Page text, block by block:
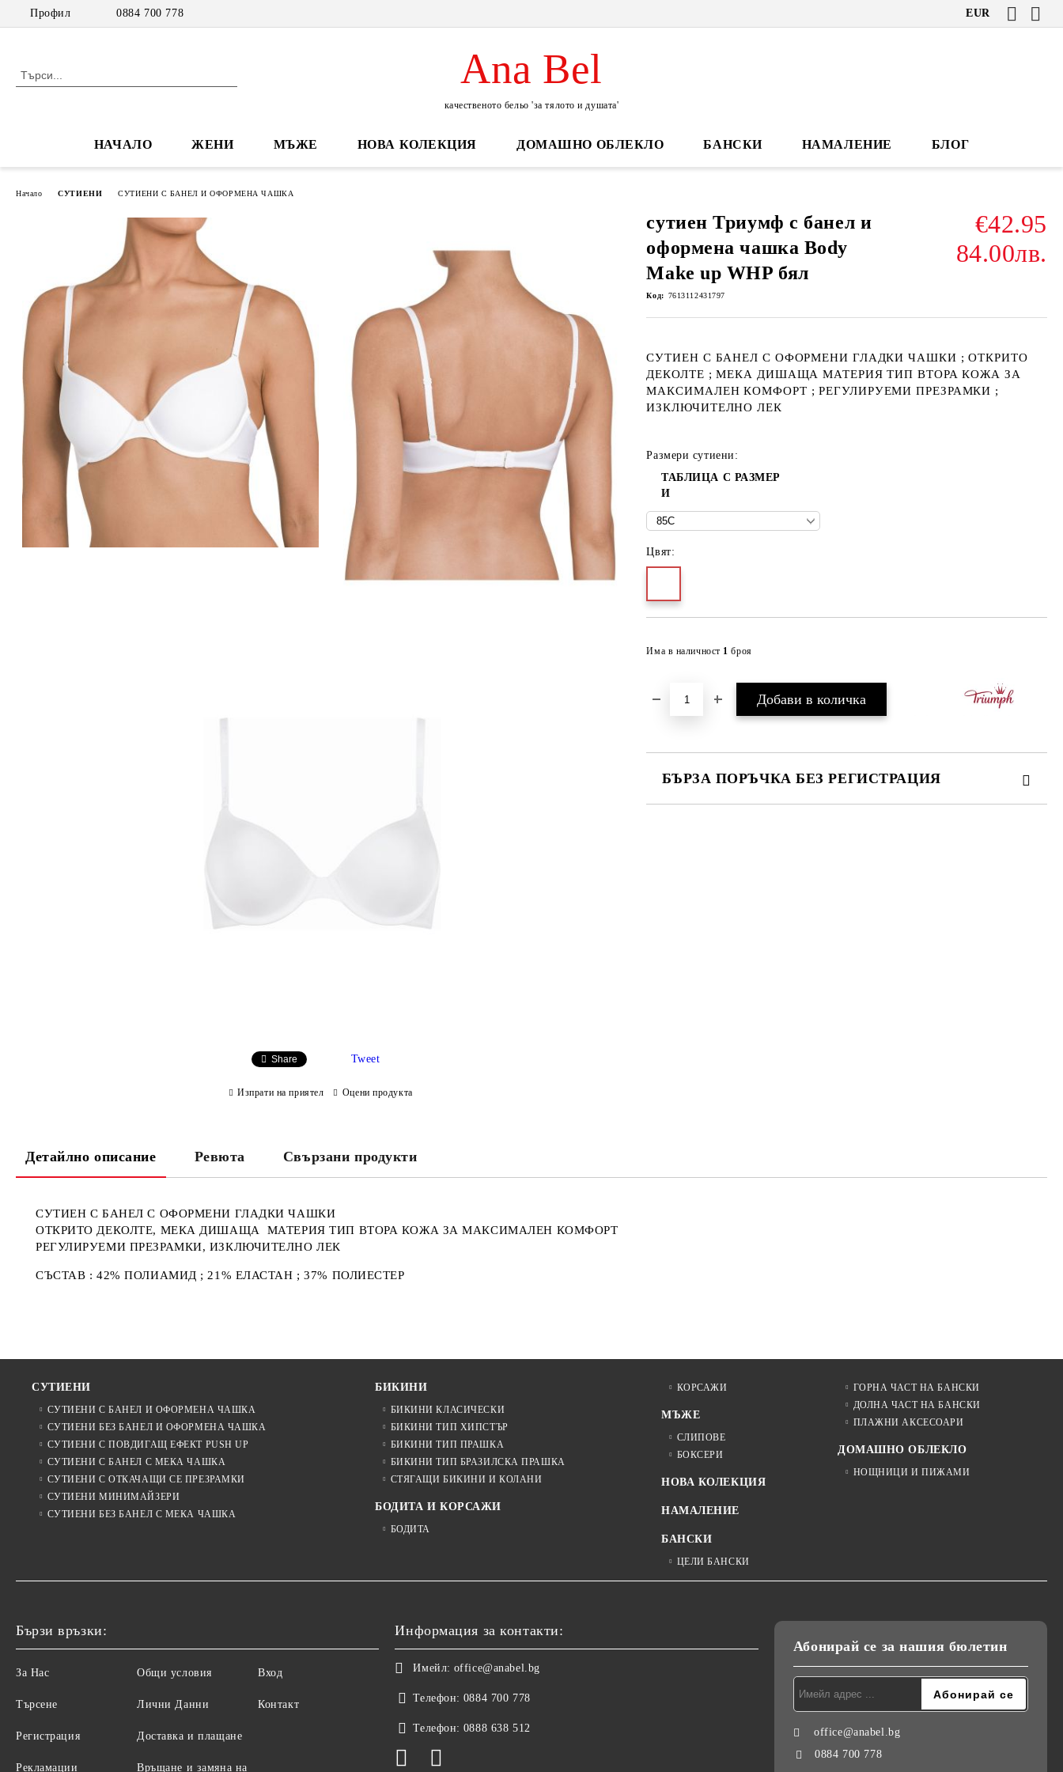
Профил 0884 700 778 EUR
Ana Bel
качественото бельо 'за тялото и душата'
НАЧАЛО ЖЕНИ МЪЖЕ НОВА КОЛЕКЦИЯ ДОМАШНО ОБЛЕКЛО БАНСКИ НАМАЛЕНИЕ БЛОГ
Начало СУТИЕНИ СУТИЕНИ С БАНЕЛ И ОФОРМЕНА ЧАШКА
сутиен Триумф с банел и
оформена чашка Body
Make up WHP бял
€42.95
84.00лв.
Код: 7613112431797
СУТИЕН С БАНЕЛ С ОФОРМЕНИ ГЛАДКИ ЧАШКИ ; ОТКРИТО
ДЕКОЛТЕ ; МЕКА ДИШАЩА МАТЕРИЯ ТИП ВТОРА КОЖА ЗА
МАКСИМАЛЕН КОМФОРТ ; РЕГУЛИРУЕМИ ПРЕЗРАМКИ ;
ИЗКЛЮЧИТЕЛНО ЛЕК
Размери сутиени:
ТАБЛИЦА С РАЗМЕР
И
Цвят:
Има в наличност 1 броя
БЪРЗА ПОРЪЧКА БЕЗ РЕГИСТРАЦИЯ
Share Tweet
Изпрати на приятел Оцени продукта
Детайлно описание Ревюта Свързани продукти
СУТИЕН С БАНЕЛ С ОФОРМЕНИ ГЛАДКИ ЧАШКИ
ОТКРИТО ДЕКОЛТЕ, МЕКА ДИШАЩА МАТЕРИЯ ТИП ВТОРА КОЖА ЗА МАКСИМАЛЕН КОМФОРТ
РЕГУЛИРУЕМИ ПРЕЗРАМКИ, ИЗКЛЮЧИТЕЛНО ЛЕК
СЪСТАВ : 42% ПОЛИАМИД ; 21% ЕЛАСТАН ; 37% ПОЛИЕСТЕР
СУТИЕНИ
СУТИЕНИ С БАНЕЛ И ОФОРМЕНА ЧАШКА
СУТИЕНИ БЕЗ БАНЕЛ И ОФОРМЕНА ЧАШКА
СУТИЕНИ С ПОВДИГАЩ ЕФЕКТ PUSH UP
СУТИЕНИ С БАНЕЛ С МЕКА ЧАШКА
СУТИЕНИ С ОТКАЧАЩИ СЕ ПРЕЗРАМКИ
СУТИЕНИ МИНИМАЙЗЕРИ
СУТИЕНИ БЕЗ БАНЕЛ С МЕКА ЧАШКА
БИКИНИ
БИКИНИ КЛАСИЧЕСКИ
БИКИНИ ТИП ХИПСТЪР
БИКИНИ ТИП ПРАШКА
БИКИНИ ТИП БРАЗИЛСКА ПРАШКА
СТЯГАЩИ БИКИНИ И КОЛАНИ
БОДИТА И КОРСАЖИ
БОДИТА
КОРСАЖИ
МЪЖЕ
СЛИПОВЕ
БОКСЕРИ
НОВА КОЛЕКЦИЯ
НАМАЛЕНИЕ
БАНСКИ
ЦЕЛИ БАНСКИ
ГОРНА ЧАСТ НА БАНСКИ
ДОЛНА ЧАСТ НА БАНСКИ
ПЛАЖНИ АКСЕСОАРИ
ДОМАШНО ОБЛЕКЛО
НОЩНИЦИ И ПИЖАМИ
Бързи връзки:
За Нас
Търсене
Регистрация
Рекламации
Общи условия
Лични Данни
Доставка и плащане
Връщане и замяна на
Вход
Контакт
Информация за контакти:
Имейл: office@anabel.bg
Телефон: 0884 700 778
Телефон: 0888 638 512
Абонирай се за нашия бюлетин
office@anabel.bg
0884 700 778